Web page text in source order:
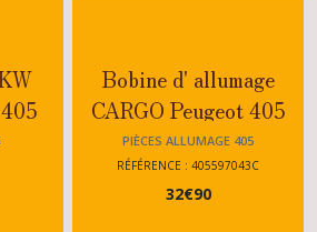
Bobine d' allumage
CARGO Peugeot 405
Moteur TU
PIÈCES ALLUMAGE 405
RÉFÉRENCE : 405597043C
32€90